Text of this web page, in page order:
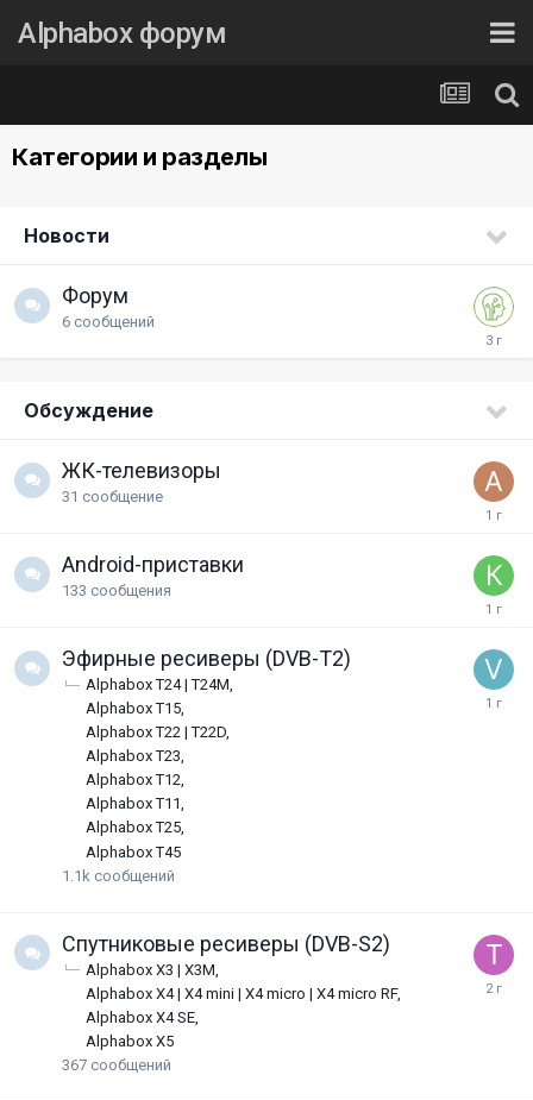
Alphabox форум
Категории и разделы
Новости
Форум
6 сообщений
Обсуждение
ЖК-телевизоры
31 сообщение
Android-приставки
133 сообщения
Эфирные ресиверы (DVB-T2)
Alphabox T24 | T24M
Alphabox T15
Alphabox T22 | T22D
Alphabox T23
Alphabox T12
Alphabox T11
Alphabox T25
Alphabox T45
1.1k сообщений
Спутниковые ресиверы (DVB-S2)
Alphabox X3 | X3M
Alphabox X4 | X4 mini | X4 micro | X4 micro RF
Alphabox X4 SE
Alphabox X5
367 сообщений